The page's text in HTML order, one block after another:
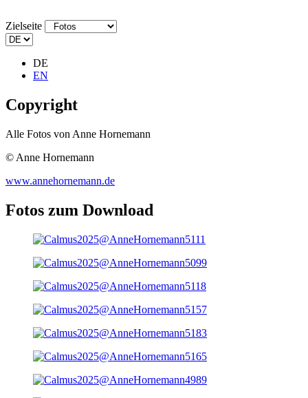
Zielseite
DE
EN
Copyright
Alle Fotos von Anne Hornemann
© Anne Hornemann
www.annehornemann.de
Fotos zum Download